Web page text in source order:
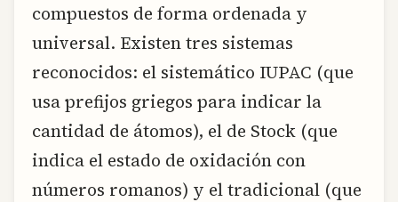
compuestos de forma ordenada y
universal. Existen tres sistemas
reconocidos: el sistemático IUPAC (que
usa prefijos griegos para indicar la
cantidad de átomos), el de Stock (que
indica el estado de oxidación con
números romanos) y el tradicional (que